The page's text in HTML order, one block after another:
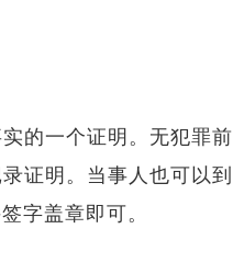
的一个证明。无犯罪前
证明。当事人也可以到
字盖章即可。